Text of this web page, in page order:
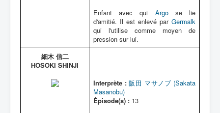
Enfant avec qui Argose lie
d'amitié. Il est enlevé par Germalk
qui l'utilise comme moyen de
pression sur lui.
細木 信二
HOSOKI SHINJI
Interprète : 阪田 マサノブ (Sakata
Masanobu)
Épisode(s) : 13